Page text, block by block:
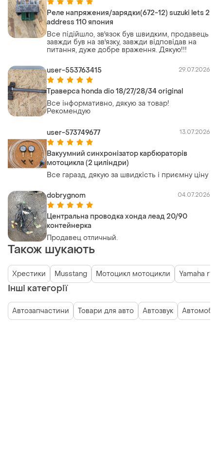
Реле напряжения/зарядки(672-12) suzuki lets 2
address 110 япония
Все підійшло, зв'язок був швидким, продавець
завжди був на зв'язку, завжди відповідав на
питання, дуже добре враження. Дякую!!!
user-553763415 29.07.2026
Траверса honda dio 18/27/28/34 original
Все інформативно, дякую за товар!
Рекомендую
user-573749677 13.07.2026
Вакуумний синхронізатор карбюраторів
мотоцикла (2 циліндри)
Все гаразд, дякую за швидкість і приємну ціну
dobrygnom 04.07.2026
Центральна проводка хонда леад 20/90
контейнерка
Продавец отличный.
Також шукають
Хрестики Musstang Мотоцикл мотоцикли Yamaha r1
Інші категорії
Автозапчастини Товари для авто Автозвук